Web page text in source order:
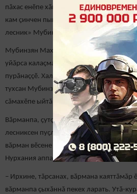
пăхас енӗпе хăйӗн пурнăçӗн 60 çулне
кам ҫинчен пынине тӳрех ӑнланатӑр
лесник» Мубинзян Махмутов вăл!
Мубинзян Махмутовпа мăшăрне
уйăрса калаçма пулмасть. Вӗсем пӗр-
пурăнаççӗ. Халăх пирте паян та пӗрер
тухсан Мубинзян пиччен «çавăн пек
сăмахӗпе ыйтăва пӗтӗмлетет.
Вӑрманпа, ҫутҫанталӑкпа пӗтӗм
лесниксен пуçлăхӗ пулса картунсенче
вăрман вӗсене мӗн ачаранах
Нурхания аппа.
– Ирхине, тăрсанах, вӑрмана каяттăмăр
вăрманпа çыхăннă пекех ларать. Утӑ-